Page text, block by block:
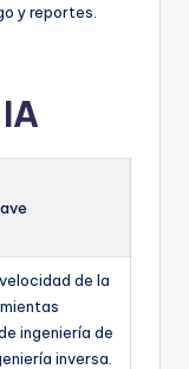
y reportes.
de la
ingeniería de
inversa.